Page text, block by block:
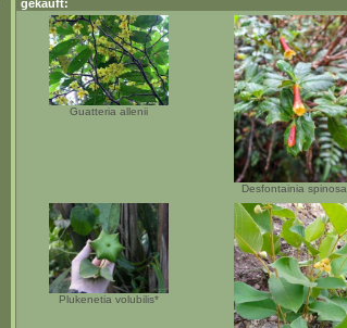
gekauft:
Guatteria allenii
Desfontainia spinosa
Plukenetia volubilis*